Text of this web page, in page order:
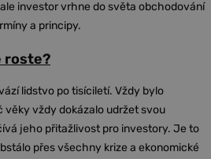
investor vrhne do světa obchodování
a principy.
roste?
lidstvo po tisíciletí. Vždy bylo
vždy dokázalo udržet svou
jeho přitažlivost pro investory. Je to
přes všechny krize a ekonomické